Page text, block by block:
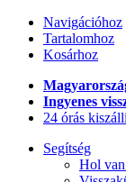
Navigációhoz
Tartalomhoz
Kosárhoz
Ingyenes
24 órás
Segítség
Hol van